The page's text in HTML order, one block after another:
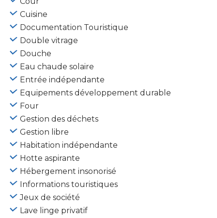
Cuisine
Documentation Touristique
Double vitrage
Douche
Eau chaude solaire
Entrée indépendante
Equipements développement durable
Four
Gestion des déchets
Gestion libre
Habitation indépendante
Hotte aspirante
Hébergement insonorisé
Informations touristiques
Jeux de société
Lave linge privatif